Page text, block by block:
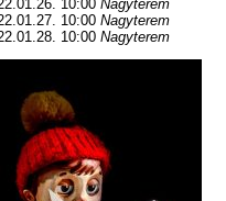
10:00 Nagyterem
10:00 Nagyterem
10:00 Nagyterem